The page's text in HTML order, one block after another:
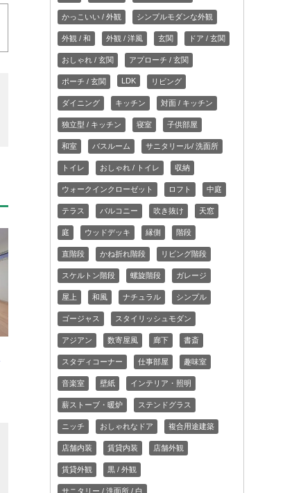
かっこいい / 外観 シンプルモダンな外観
外観 / 和 外観 / 洋風 玄関 ドア / 玄関
おしゃれ / 玄関 アプローチ / 玄関
ポーチ / 玄関 LDK リビング
ダイニング キッチン 対面 / キッチン
独立型 / キッチン 寝室 子供部屋
和室 バスルーム サニタリール/ 洗面所
トイレ おしゃれ / トイレ 収納
ウォークインクローゼット ロフト 中庭
テラス バルコニー 吹き抜け 天窓
庭 ウッドデッキ 縁側 階段
直階段 かね折れ階段 リビング階段
スケルトン階段 螺旋階段 ガレージ
屋上 和風 ナチュラル シンプル
ゴージャス スタイリッシュモダン
アジアン 数寄屋風 廊下 書斎
スタディコーナー 仕事部屋 趣味室
音楽室 壁紙 インテリア・照明
薪ストーブ・暖炉 ステンドグラス
ニッチ おしゃれなドア 複合用途建築
店舗内装 賃貸内装 店舗外観
賃貸外観 黒 / 外観
サニタリー / 洗面所 / 白